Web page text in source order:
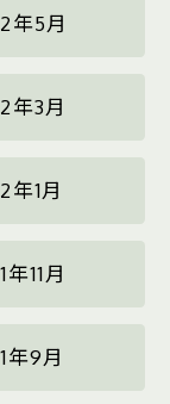
年5月
年3月
年1月
11月
年9月